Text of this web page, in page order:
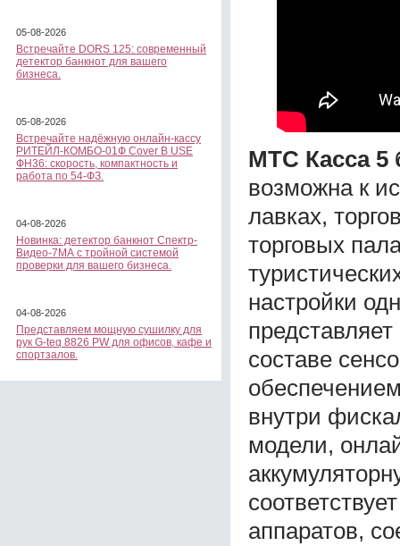
05-08-2026
Встречайте DORS 125: современный
детектор банкнот для вашего
бизнеса.
05-08-2026
Встречайте надёжную онлайн-кассу
РИТЕЙЛ-КОМБО-01Ф Cover B USE
ФН36: скорость, компактность и
работа по 54-ФЗ.
04-08-2026
Новинка: детектор банкнот Спектр-
Видео-7МА с тройной системой
проверки для вашего бизнеса.
04-08-2026
Представляем мощную сушилку для
рук G-teq 8826 PW для офисов, кафе и
спортзалов.
МТС Касса 5
возможна к
лавках,
торговых
настройки
составе
внутри
модели,
аппаратов,